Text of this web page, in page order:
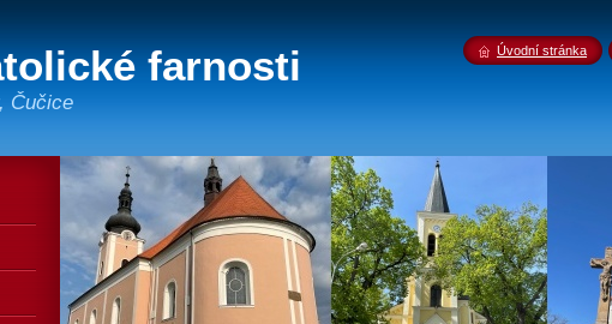
farnosti
Čučice
Úvodní stránka